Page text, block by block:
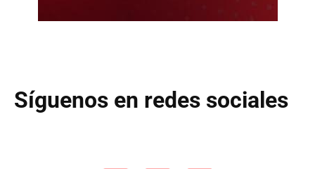
Síguenos en redes sociales